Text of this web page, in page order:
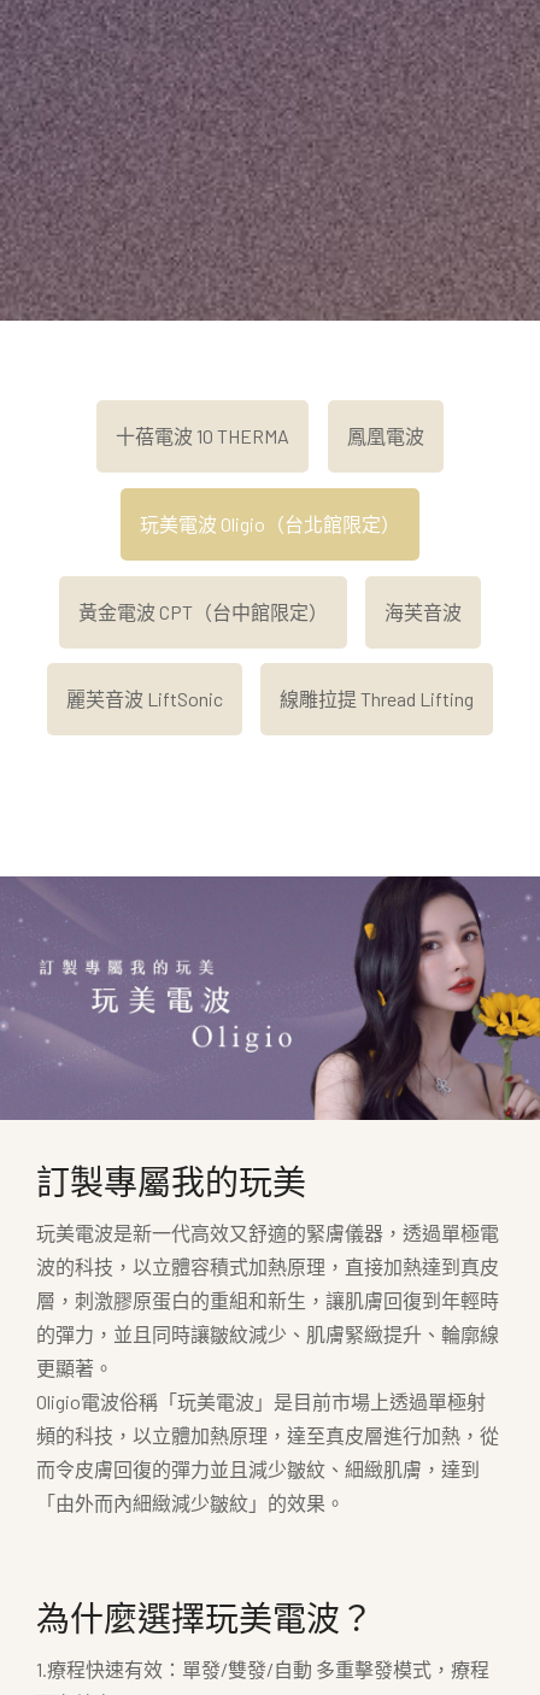
十蓓電波 10 THERMA 鳳凰電波
玩美電波 Oligio（台北館限定）
黃金電波 CPT（台中館限定） 海芙音波
麗芙音波 LiftSonic 線雕拉提 Thread Lifting
訂製專屬我的玩美
玩美電波是新一代高效又舒適的緊膚儀器，透過單極電
波的科技，以立體容積式加熱原理，直接加熱達到真皮
層，刺激膠原蛋白的重組和新生，讓肌膚回復到年輕時
的彈力，並且同時讓皺紋減少、肌膚緊緻提升、輪廓線
更顯著。
Oligio電波俗稱「玩美電波」是目前市場上透過單極射
頻的科技，以立體加熱原理，達至真皮層進行加熱，從
而令皮膚回復的彈力並且減少皺紋、細緻肌膚，達到
「由外而內細緻減少皺紋」的效果。
為什麼選擇玩美電波？
1.療程快速有效：單發/雙發/自動 多重擊發模式，療程